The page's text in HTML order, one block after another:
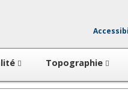
Topographie